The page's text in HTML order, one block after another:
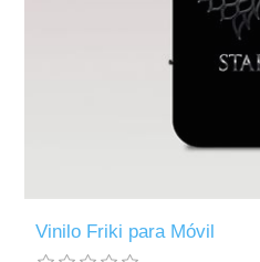
Vinilo Friki para Móvil